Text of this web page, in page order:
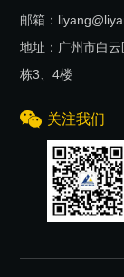
邮箱：
地址：广州市白
栋3、4楼
关注我们